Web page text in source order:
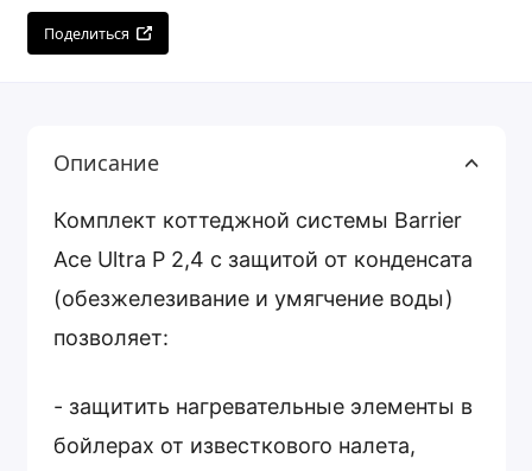
Поделиться
Описание
Комплект коттеджной системы Barrier
Ace Ultra Р 2,4 с защитой от конденсата
(обезжелезивание и умягчение воды)
позволяет:
- защитить нагревательные элементы в
бойлерах от известкового налета,